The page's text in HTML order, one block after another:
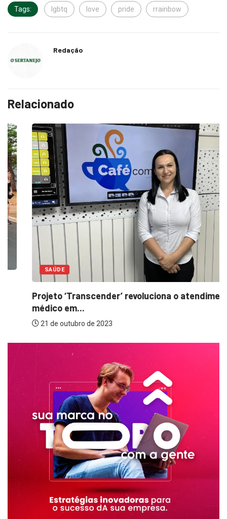
Tags: lgbtq love pride rrainbow
Redação
Relacionado
Projeto ‘Transcender’ revoluciona o atendimento
médico em...
21 de outubro de 2023